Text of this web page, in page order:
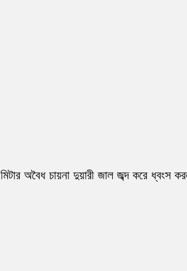
অবৈধ চায়না দুয়ারী জাল জব্দ করে ধ্বংস